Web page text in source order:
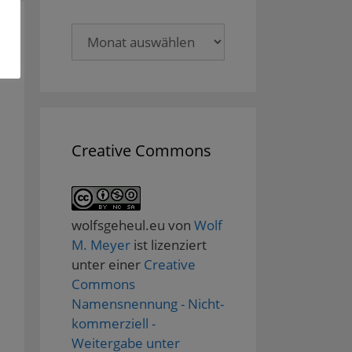
Creative Commons
wolfsgeheul.eu von Wolf
M. Meyer ist lizenziert
unter einer Creative
Commons
Namensnennung - Nicht-
kommerziell -
Weitergabe unter